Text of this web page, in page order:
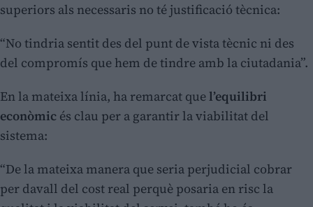
superiors als necessaris no té justificació tècnica:
“No tindria sentit des del punt de vista tècnic ni des
del compromís que hem de tindre amb la ciutadania”.
En la mateixa línia, ha remarcat quel’equilibri
econòmic és clau per a garantir la viabilitat del
sistema:
“De la mateixa manera que seria perjudicial cobrar
per davall del cost real perquè posaria en risc la